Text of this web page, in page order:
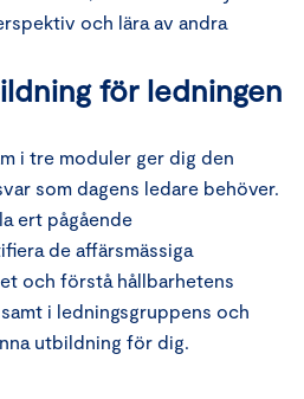
och lära av andra
för ledningen
i tre moduler ger dig den
som dagens ledare behöver.
ert pågående
de affärsmässiga
och förstå hållbarhetens
i ledningsgruppens och
utbildning för dig.